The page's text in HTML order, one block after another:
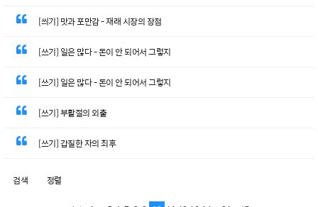
[씌기] 맛과 포만감 - 재래 시장의 장점
[쓰기] 일은 많다 - 돈이 안 되어서 그렇지
[쓰기] 일은 많다 - 돈이 안 되어서 그렇지
[쓰기] 부활절의 외출
[쓰기] 갑질한 자의 최후
검색 정렬